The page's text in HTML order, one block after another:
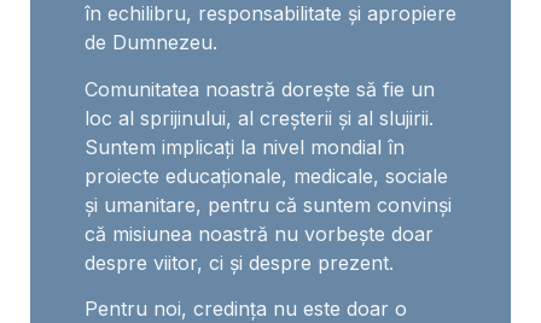
în echilibru, responsabilitate și apropiere
de Dumnezeu.
Comunitatea noastră dorește să fie un
loc al sprijinului, al creșterii și al slujirii.
Suntem implicați la nivel mondial în
proiecte educaționale, medicale, sociale
și umanitare, pentru că suntem convinși
că misiunea noastră nu vorbește doar
despre viitor, ci și despre prezent.
Pentru noi, credința nu este doar o